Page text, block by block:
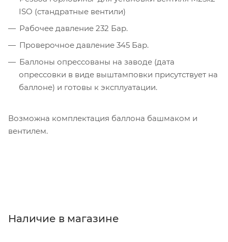
ISO (стандратные вентили)
Рабочее давление 232 Бар.
Проверочное давление 345 Бар.
Баллоны опрессованы на заводе (дата
опрессовки в виде выштамповки присутствует на
баллоне) и готовы к эксплуатации.
Возможна комплектация баллона башмаком и
вентилем.
Наличие в магазине